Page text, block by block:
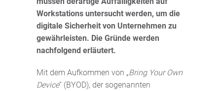
Workstations untersucht werden, um die
digitale Sicherheit von Unternehmen zu
gewährleisten. Die Gründe werden
nachfolgend erläutert.
Mit dem Aufkommen von „Bring Your Own
Device“ (BYOD), der sogenannten